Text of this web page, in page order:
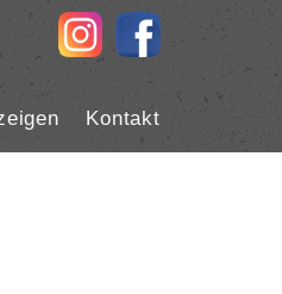
Kontakt